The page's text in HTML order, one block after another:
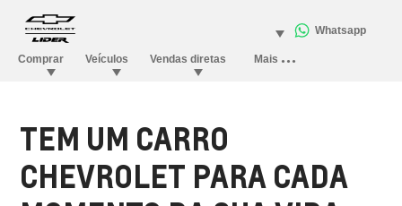
TEM UM CARRO
CHEVROLET PARA CADA